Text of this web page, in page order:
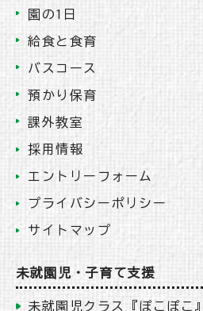
園の1日
給食と食育
バスコース
預かり保育
課外教室
未就園児・子育て支援
未就園児クラス『ぽこぽこ』
採用情報
エントリーフォーム
プライバシーポリシー
サイトマップ